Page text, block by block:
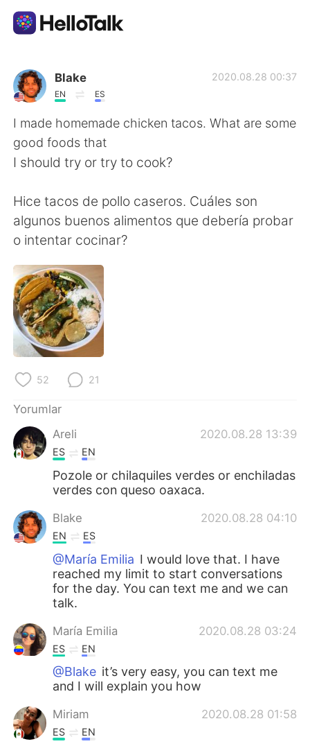
Dil Değişimi Uygulaması
AI Grammar Checker
Türkçe
English 简体中文
繁體中文
العربية
Deutsch
한국어
ไทย
Português
Blake
EN ES
2020.08.28 00:37
I made homemade chicken tacos. What are some
good foods that
I should try or try to cook?
Hice tacos de pollo caseros. Cuáles son
algunos buenos alimentos que debería probar
o intentar cocinar?
52 21
Yorumlar
Areli
2020.08.28 13:39
ES EN
Pozole or chilaquiles verdes or enchiladas
verdes con queso oaxaca.
Blake 2020.08.28 04:10
EN ES
@María Emilia I would love that. I have
reached my limit to start conversations
for the day. You can text me and we can
talk.
María Emilia 2020.08.28 03:24
ES EN
@Blake it’s very easy, you can text me
and I will explain you how
Miriam 2020.08.28 01:58
ES EN